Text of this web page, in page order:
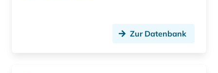
Zur Datenbank